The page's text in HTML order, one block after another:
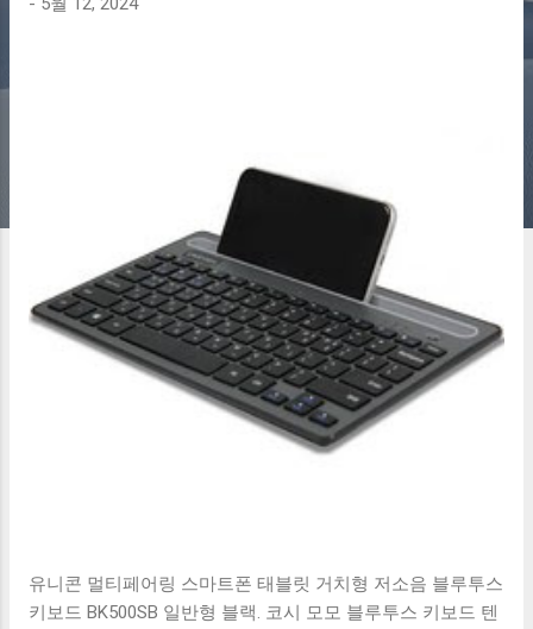
유니콘 멀티페어링 스마트폰 태블릿 거치형 저소음 블루투스
키보드 BK500SB 일반형 블랙. 코시 모모 블루투스 키보드 텐